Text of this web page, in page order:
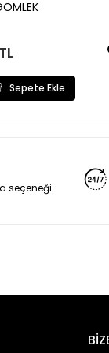
Sepete Ekle
seçeneği